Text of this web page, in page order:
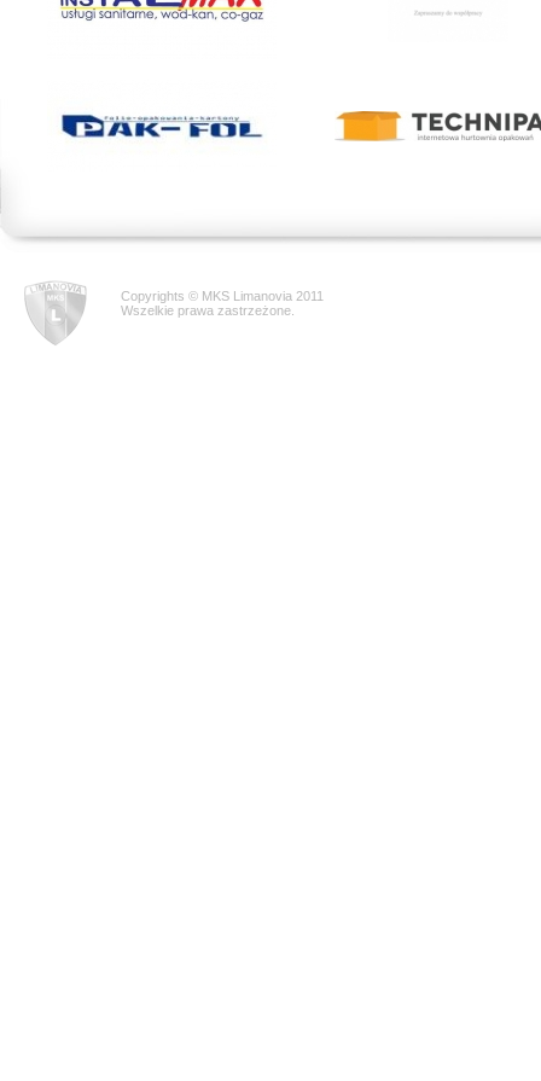
Copyrights © MKS Limanovia 2011
Wszelkie prawa zastrzeżone.